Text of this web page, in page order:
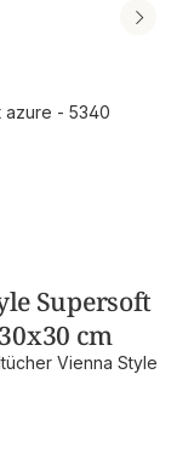
azure - 5340
Supersoft
cm
Vienna Style